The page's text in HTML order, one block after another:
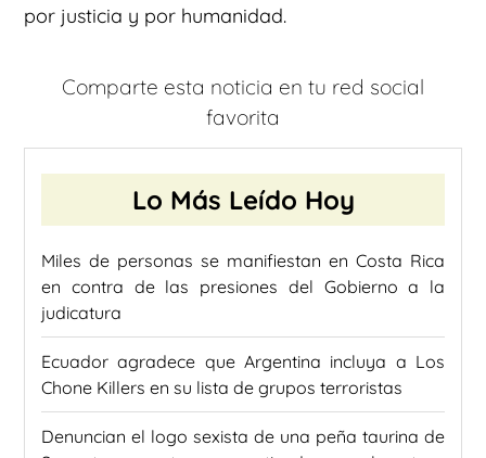
por justicia y por humanidad.
Comparte esta noticia en tu red social
favorita
Lo Más Leído Hoy
Miles de personas se manifiestan en Costa Rica
en contra de las presiones del Gobierno a la
judicatura
Ecuador agradece que Argentina incluya a Los
Chone Killers en su lista de grupos terroristas
Denuncian el logo sexista de una peña taurina de